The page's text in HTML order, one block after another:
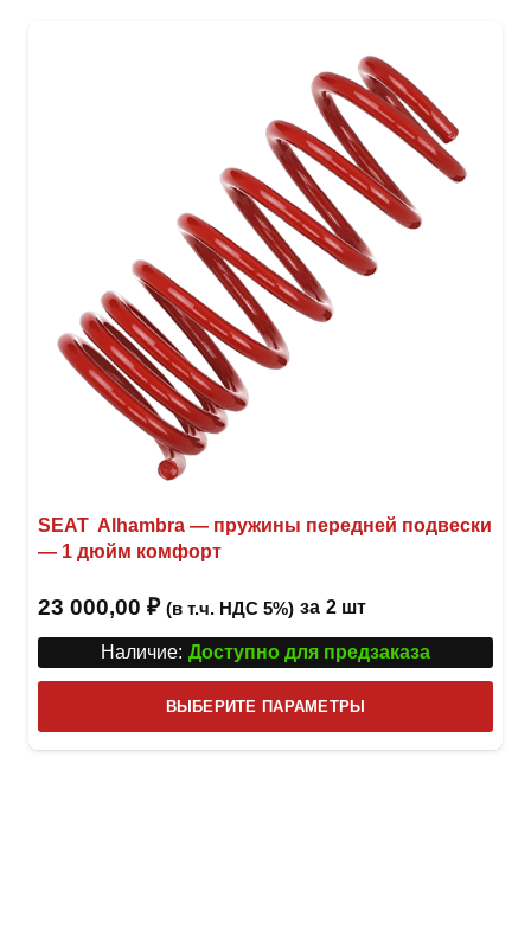
SEAT Alhambra — пружины передней подвески
— 1 дюйм комфорт
23 000,00 ₽ (в т.ч. НДС 5%) за 2 шт
Наличие: Доступно для предзаказа
ВЫБЕРИТЕ ПАРАМЕТРЫ
товар